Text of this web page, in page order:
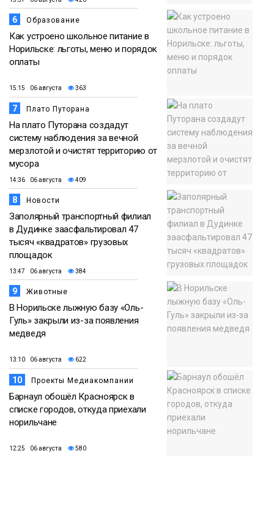
6 Образование
Как устроено школьное питание в
Норильске: льготы, меню и порядок
оплаты
15:15 06 августа 363
7 Плато Путорана
На плато Путорана создадут
систему наблюдения за вечной
мерзлотой и очистят территорию от
мусора
14:36 06 августа 409
8 Новости
Заполярный транспортный филиал
в Дудинке заасфальтировал 47
тысяч «квадратов» грузовых
площадок
13:47 06 августа 384
9 Животные
В Норильске лыжную базу «Оль-
Гуль» закрыли из-за появления
медведя
13:10 06 августа 622
10 Проекты Медиакомпании
Барнаул обошёл Красноярск в
списке городов, откуда приехали
норильчане
12:25 06 августа 580